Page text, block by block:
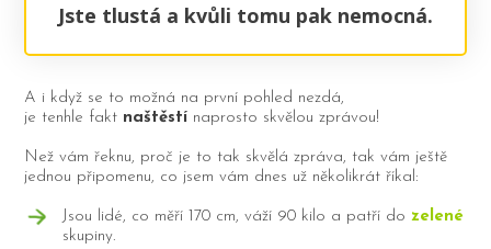
Jste tlustá a kvůli tomu pak nemocná.
A i když se to možná na první pohled nezdá,
je tenhle fakt naštěstí naprosto skvělou zprávou!
Než vám řeknu, proč je to tak skvělá zpráva, tak vám ještě
jednou připomenu, co jsem vám dnes už několikrát říkal:
Jsou lidé, co měří 170 cm, váží 90 kilo a patří dozelené
skupiny.